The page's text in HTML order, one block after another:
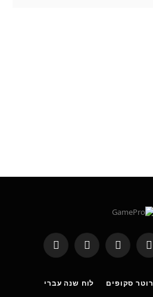
פייסבוק
X
(טוויטר)
WhatsApp
Telegram
רוטר סקופים
לוח שנה עברי